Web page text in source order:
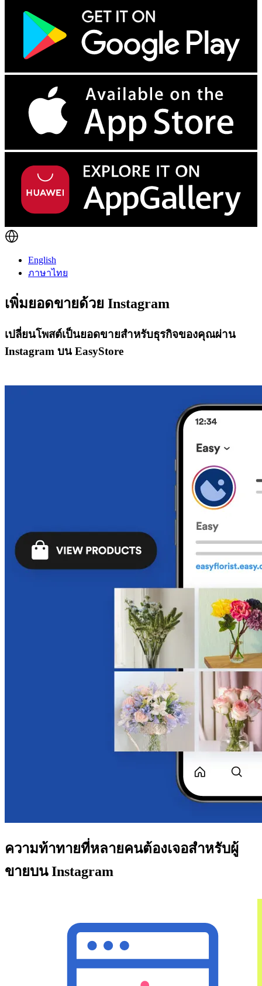
English
ภาษาไทย
เพิ่มยอดขายด้วย Instagram
เปลี่ยนโพสต์เป็นยอดขายสำหรับธุรกิจของคุณผ่าน
Instagram บน EasyStore
ความท้าทายที่หลายคนต้องเจอสำหรับผู้
ขายบน Instagram